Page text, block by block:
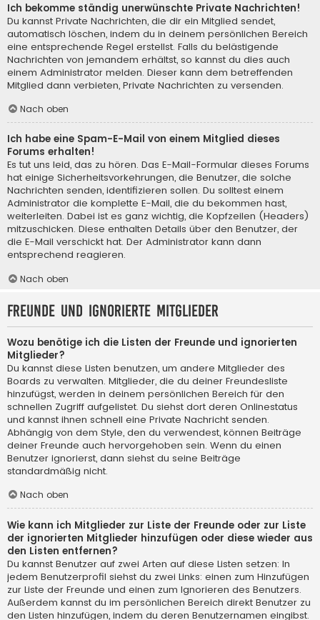
Ich bekomme ständig unerwünschte Private Nachrichten!
Du kannst Private Nachrichten, die dir ein Mitglied sendet,
automatisch löschen, indem du in deinem persönlichen Bereich
eine entsprechende Regel erstellst. Falls du belästigende
Nachrichten von jemandem erhältst, so kannst du dies auch
einem Administrator melden. Dieser kann dem betreffenden
Mitglied dann verbieten, Private Nachrichten zu versenden.
Nach oben
Ich habe eine Spam-E-Mail von einem Mitglied dieses
Forums erhalten!
Es tut uns leid, das zu hören. Das E-Mail-Formular dieses Forums
hat einige Sicherheitsvorkehrungen, die Benutzer, die solche
Nachrichten senden, identifizieren sollen. Du solltest einem
Administrator die komplette E-Mail, die du bekommen hast,
weiterleiten. Dabei ist es ganz wichtig, die Kopfzeilen (Headers)
mitzuschicken. Diese enthalten Details über den Benutzer, der
die E-Mail verschickt hat. Der Administrator kann dann
entsprechend reagieren.
Nach oben
Freunde und ignorierte Mitglieder
Wozu benötige ich die Listen der Freunde und ignorierten
Mitglieder?
Du kannst diese Listen benutzen, um andere Mitglieder des
Boards zu verwalten. Mitglieder, die du deiner Freundesliste
hinzufügst, werden in deinem persönlichen Bereich für den
schnellen Zugriff aufgelistet. Du siehst dort deren Onlinestatus
und kannst ihnen schnell eine Private Nachricht senden.
Abhängig von dem Style, den du verwendest, können Beiträge
deiner Freunde auch hervorgehoben sein. Wenn du einen
Benutzer ignorierst, dann siehst du seine Beiträge
standardmäßig nicht.
Nach oben
Wie kann ich Mitglieder zur Liste der Freunde oder zur Liste
der ignorierten Mitglieder hinzufügen oder diese wieder aus
den Listen entfernen?
Du kannst Benutzer auf zwei Arten auf diese Listen setzen: In
jedem Benutzerprofil siehst du zwei Links: einen zum Hinzufügen
zur Liste der Freunde und einen zum Ignorieren des Benutzers.
Außerdem kannst du im persönlichen Bereich direkt Benutzer zu
den Listen hinzufügen, indem du deren Benutzernamen eingibst.